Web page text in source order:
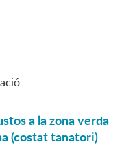
a la zona verda
(costat tanatori)